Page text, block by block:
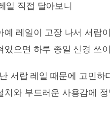
레일이 고장 나서 서랍
으면 하루 종일 신경 쓰
서랍 레일 때문에 고민
와 부드러운 사용감에